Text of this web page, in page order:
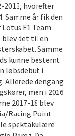
2013, hvorefter
Samme år fik den
F1 Team
blev det til en
Samme
kunne bestemt
løbsdebut i
Allerede dengang
men i 2016
2017-18 blev
Racing Point
spektakulære